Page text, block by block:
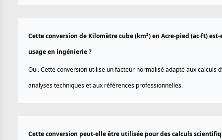
Cette conversion de Kilomètre cube (km³) en Acre-pied (ac·ft)
usage en ingénierie ?
Oui. Cette conversion utilise un facteur normalisé adapté aux calculs
analyses techniques et aux références professionnelles.
Cette conversion peut-elle être utilisée pour des calculs